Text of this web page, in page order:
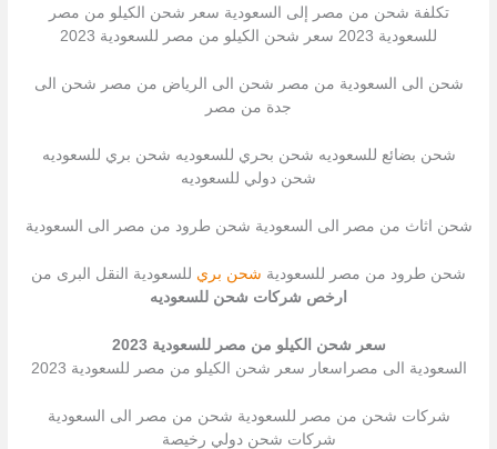
تكلفة شحن من مصر إلى السعودية سعر شحن الكيلو من مصر
للسعودية 2023 سعر شحن الكيلو من مصر للسعودية 2023
شحن الى السعودية من مصر شحن الى الرياض من مصر شحن الى
جدة من مصر
شحن بضائع للسعوديه شحن بحري للسعوديه شحن بري للسعوديه
شحن دولي للسعوديه
شحن اثاث من مصر الى السعودية شحن طرود من مصر الى السعودية
شحن طرود من مصر للسعودية شحن بري للسعودية النقل البرى من
ارخص شركات شحن للسعوديه
سعر شحن الكيلو من مصر للسعودية 2023
السعودية الى مصراسعار سعر شحن الكيلو من مصر للسعودية 2023
شركات شحن من مصر للسعودية شحن من مصر الى السعودية
شركات شحن دولي رخيصة